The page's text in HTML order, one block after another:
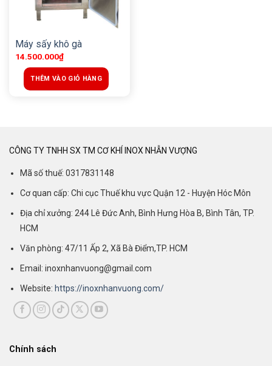
Máy sấy khô gà
14.500.000₫
THÊM VÀO GIỎ HÀNG
CÔNG TY TNHH SX TM CƠ KHÍ INOX NHẪN VƯỢNG
Mã số thuế: 0317831148
Cơ quan cấp: Chi cục Thuế khu vực Quận 12 - Huyện Hóc Môn
Địa chỉ xưởng: 244 Lê Đức Anh, Bình Hưng Hòa B, Bình Tân, TP.
HCM
Văn phòng: 47/11 Ấp 2, Xã Bà Điểm,TP. HCM
Email: inoxnhanvuong@gmail.com
Website: https://inoxnhanvuong.com/
Chính sách